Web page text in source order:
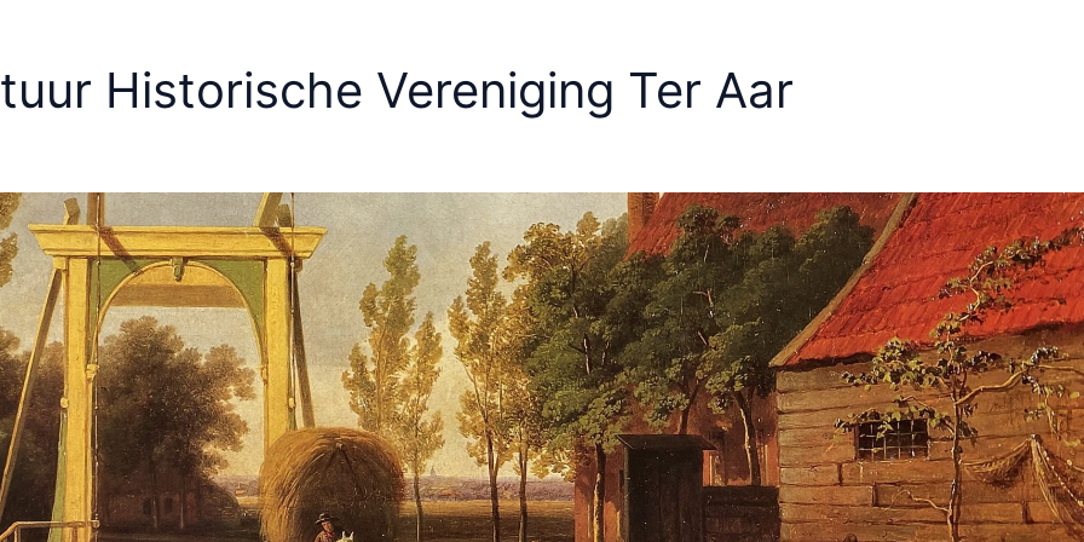
Historische Vereniging Ter Aar